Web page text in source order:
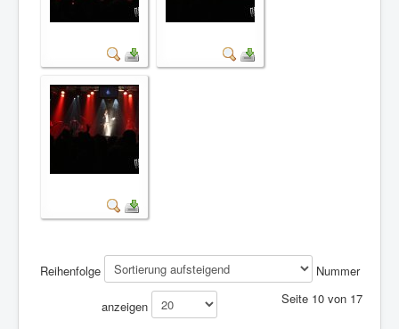
Reihenfolge Nummer
anzeigen Seite 10 von 17